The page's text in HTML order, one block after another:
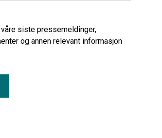
siste pressemeldinger,
og annen relevant informasjon